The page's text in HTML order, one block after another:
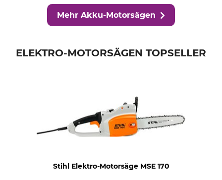
Mehr Akku-Motorsägen
ELEKTRO-MOTORSÄGEN TOPSELLER
Stihl Elektro-Motorsäge MSE 170